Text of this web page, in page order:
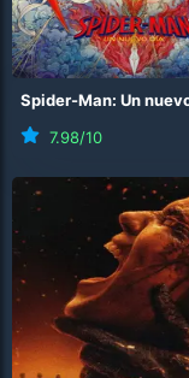
Spider-Man: Un
7.98/10